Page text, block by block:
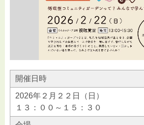
開催日時
2026年２月２２日（日）
１３：００～１５：３０